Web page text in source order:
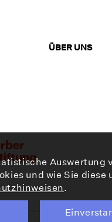
Auswertung
und wie Sie
.
ÜBER UNS